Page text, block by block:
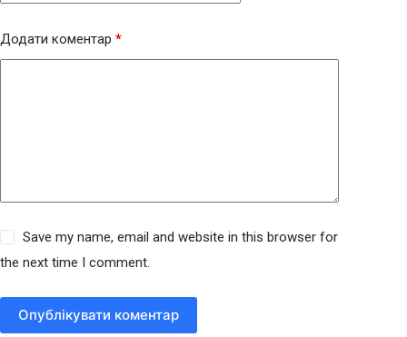
Додати коментар *
Save my name, email and website in this browser for
the next time I comment.
Опублікувати коментар